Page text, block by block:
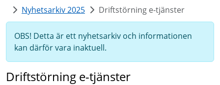
Nyhetsarkiv 2025
Driftstörning e-tjänster
OBS! Detta är ett nyhetsarkiv och informationen
kan därför vara inaktuell.
Driftstörning e-tjänster